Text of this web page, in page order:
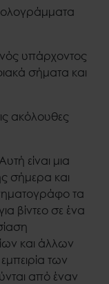
υπάρχοντος
σήματα και
ακόλουθες
είναι μια
σήμερα και
τα
βίντεο σε ένα
και άλλων
των
από έναν